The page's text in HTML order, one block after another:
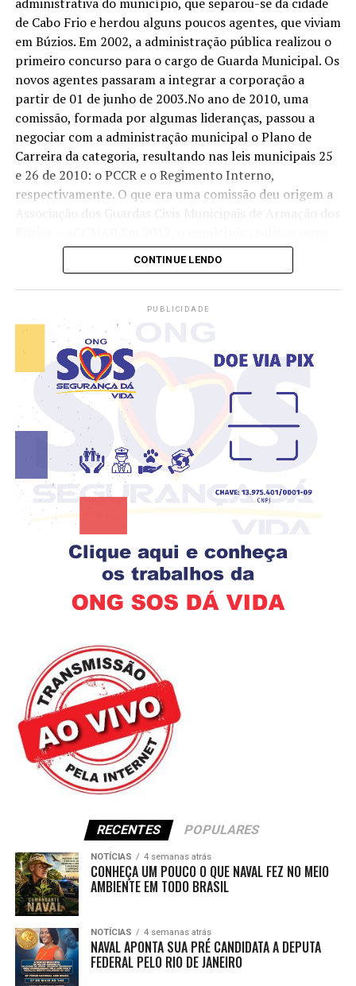
necessitado , cuidando do nosso patrimônio , amando a
Deus e o próximo. Com duas Moções da Câmara
Municipal recebidas pelos vereadores Subtenente
Clesio/ Hélio de Iraci chegou(Ato de Bravura), sinto
realizada por ser útil. Primeira GM a passar no curso de
Armamento e Tiro realizado pela nossa Instituição e
PRF. Nesse ano (12 a 14 de 2024) tive o privilégio de
estar no Congresso das GMS em Poços de caldas/MG,
onde fui convidada pela Inspetora Elen Sandra de Melo
Monteiro ( Diretora da CNGM região norte), para
participar do Conselho Nacional das Guardas Municipais
de Cabo Frio e herdou alguns poucos agentes, que viviam
em Búzios. Em 2002, a administração pública realizou o
primeiro concurso para o cargo de Guarda Municipal. Os
novos agentes passaram a integrar a corporação a
partir de 01 de junho de 2003.No ano de 2010, uma
comissão, formada por algumas lideranças, passou a
negociar com a administração municipal o Plano de
Carreira da categoria, resultando nas leis municipais 25
e 26 de 2010: o PCCR e o Regimento Interno,
respectivamente. O que era uma comissão deu origem a
concurso público para o cargo de Guarda Municipal,
dando novo fôlego à corporação.Em 2014, com a
aprovação do Estatuto Geral das Guardas Municipais, os
contratos temporários foram encerrados, e a
corporação passou a contar apenas com agentes
concursados.Em 2019, após um longo período de luta e
negociação, a categoria conquistou, através da AGCMAB,
a aprovação da Lei 46/2019, que criou as funções
gratificadas e reformulou os interstícios de promoções
dos agentes.Atualmente, a Guarda Civil Municipal de
Armação dos Búzios conta com cerca de 230 agentes,
distribuídos em plantões e postos de serviço como
ROMU, Patrulha Maria da Penha, Aptran, Mptran,
Inspetoria Operacional, trânsito, patrimônio e PROGEP.
Além disso, a GCMAB é uma das mais avançadas do
estado do Rio de Janeiro em relação a sua estrutura
administrativa, possuindo Comando próprio,
Corregedoria e Ouvidoria.
CONTINUE LENDO
PUBLICIDADE
RECENTES POPULARES
NOTÍCIAS 4 semanas atrás
CONHEÇA UM POUCO O QUE NAVAL FEZ NO MEIO
AMBIENTE EM TODO BRASIL
NOTÍCIAS 4 semanas atrás
NAVAL APONTA SUA PRÉ CANDIDATA A DEPUTA
FEDERAL PELO RIO DE JANEIRO